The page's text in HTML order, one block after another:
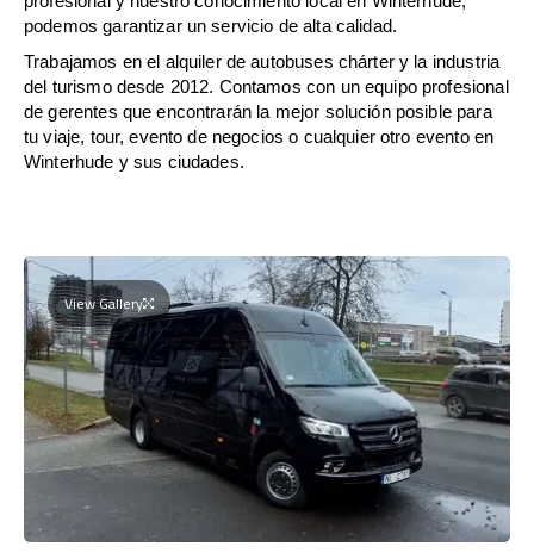
podemos garantizar un servicio de alta calidad.
Trabajamos en el alquiler de autobuses chárter y la industria
del turismo desde 2012. Contamos con un equipo profesional
de gerentes que encontrarán la mejor solución posible para
tu viaje, tour, evento de negocios o cualquier otro evento en
Winterhude y sus ciudades.
View Gallery